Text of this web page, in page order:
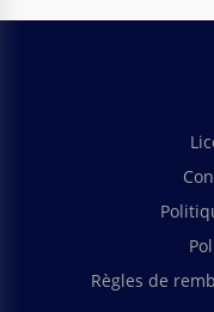
Règles de